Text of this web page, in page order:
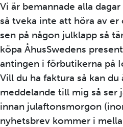
Vi är bemannade alla
så tveka inte att höra av
sen på någon julklapp så
köpa ÅhusSwedens
antingen i förbutikerna på
Vill du ha faktura så kan
meddelande till mig så ser
innan julaftonsmorgon
nyhetsbrev kommer i